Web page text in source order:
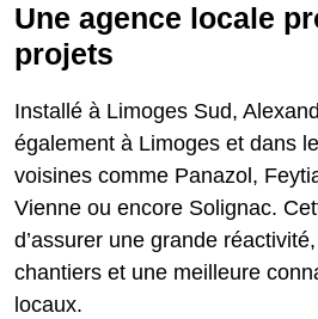
Une agence locale
projets
Installé à Limoges Sud,
également à Limoges et dans
voisines comme Panazol,
Vienne ou encore Solignac.
d’assurer une grande
chantiers et une meilleure
locaux.